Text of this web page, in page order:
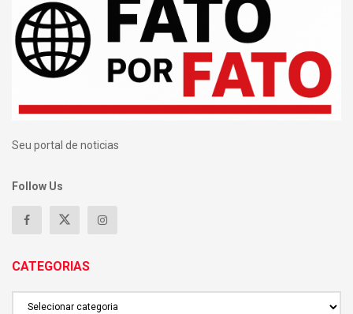
Seu portal de noticias
Follow Us
CATEGORIAS
CATEGORIAS